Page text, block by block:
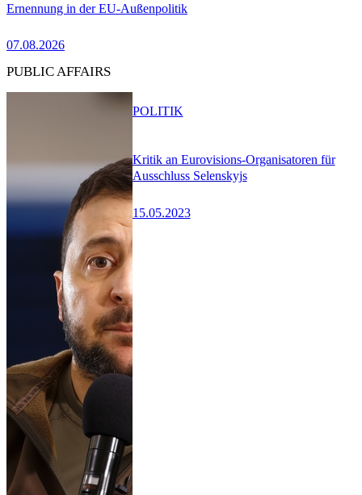
Ernennung in der EU-Außenpolitik
07.08.2026
PUBLIC AFFAIRS
Kritik an Eurovisions-Organisatoren für
Ausschluss Selenskyjs
15.05.2023
POLITIK